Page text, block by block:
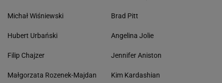
Michał Wiśniewski
Hubert Urbański
Filip Chajzer
Małgorzata Rozenek-Majdan
Brad Pitt
Angelina Jolie
Jennifer Aniston
Kim Kardashian